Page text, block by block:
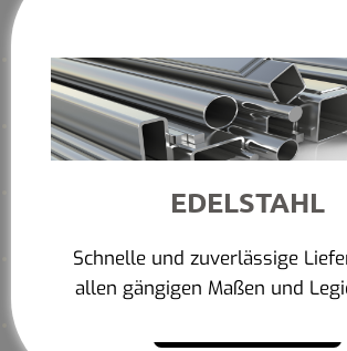
EDELSTAHL
Schnelle und zuverlässige
allen gängigen Maßen und